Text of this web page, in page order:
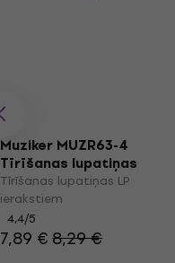
Muziker MUZR63-4
Tīrīšanas lupatiņas
LP ierakstiem
Tīrīšanas lupatiņas LP
ierakstiem
4,4/5
7,89 €8,29 €